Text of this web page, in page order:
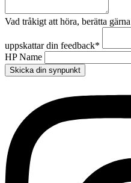
Vad tråkigt att höra, berätta
uppskattar din feedback*
HP Name
Skicka din synpunkt